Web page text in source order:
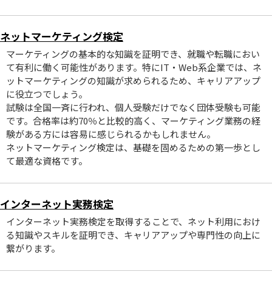
ネットマーケティング検定
マーケティングの基本的な知識を証明でき、就職や転職におい
て有利に働く可能性があります。特にIT・Web系企業では、ネ
ットマーケティングの知識が求められるため、キャリアアップ
に役立つでしょう。
試験は全国一斉に行われ、個人受験だけでなく団体受験も可能
です。合格率は約70％と比較的高く、マーケティング業務の経
験がある方には容易に感じられるかもしれません。
ネットマーケティング検定は、基礎を固めるための第一歩とし
て最適な資格です。
インターネット実務検定
インターネット実務検定を取得することで、ネット利用におけ
る知識やスキルを証明でき、キャリアアップや専門性の向上に
繋がります。